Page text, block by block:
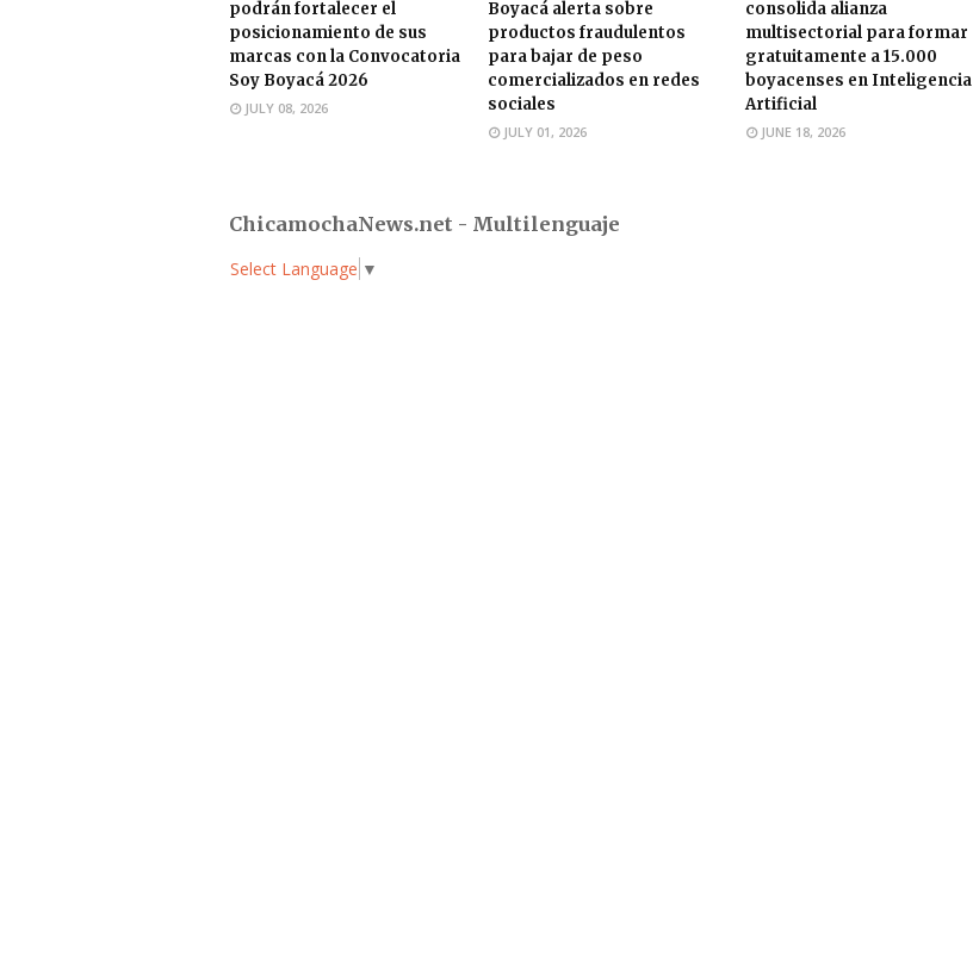
podrán fortalecer el
posicionamiento de sus
marcas con la Convocatoria
Soy Boyacá 2026
JULY 08, 2026
Boyacá alerta sobre
productos fraudulentos
para bajar de peso
comercializados en redes
sociales
JULY 01, 2026
consolida alianza
multisectorial para formar
gratuitamente a 15.000
boyacenses en Inteligencia
Artificial
JUNE 18, 2026
ChicamochaNews.net - Multilenguaje
Select Language ▼